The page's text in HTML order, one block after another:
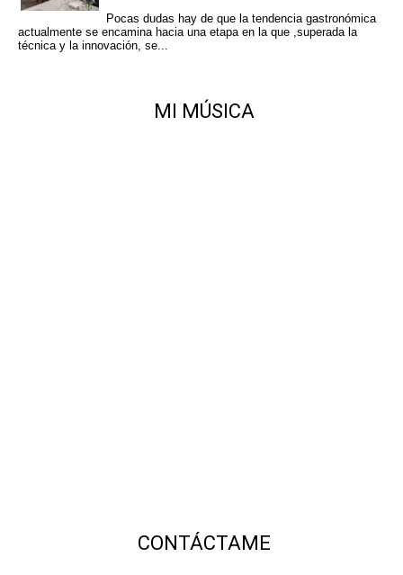
Pocas dudas hay de que la tendencia gastronómica
actualmente se encamina hacia una etapa en la que ,superada la
técnica y la innovación, se...
MI MÚSICA
CONTÁCTAME